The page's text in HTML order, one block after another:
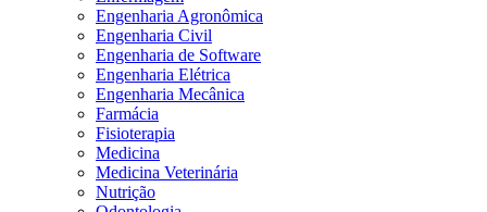
Engenharia Agronômica
Engenharia Civil
Engenharia de Software
Engenharia Elétrica
Engenharia Mecânica
Farmácia
Fisioterapia
Medicina
Medicina Veterinária
Nutrição